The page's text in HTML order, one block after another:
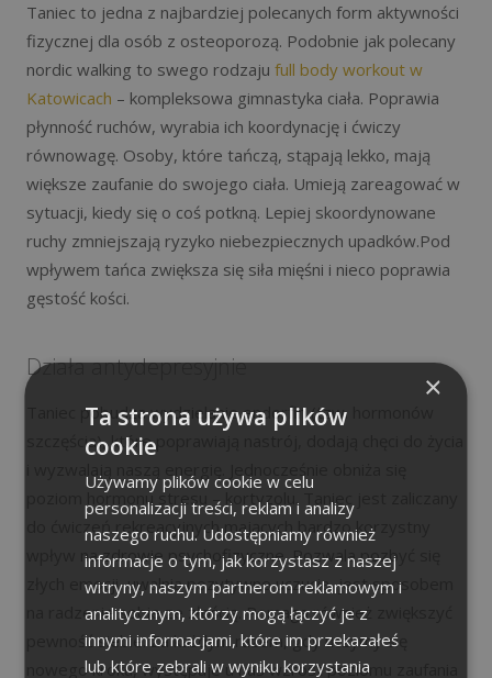
Taniec to jedna z najbardziej polecanych form aktywności
fizycznej dla osób z osteoporozą. Podobnie jak polecany
nordic walking to swego rodzaju full body workout w
Katowicach – kompleksowa gimnastyka ciała. Poprawia
płynność ruchów, wyrabia ich koordynację i ćwiczy
równowagę. Osoby, które tańczą, stąpają lekko, mają
większe zaufanie do swojego ciała. Umieją zareagować w
sytuacji, kiedy się o coś potkną. Lepiej skoordynowane
ruchy zmniejszają ryzyko niebezpiecznych upadków.Pod
wpływem tańca zwiększa się siła mięśni i nieco poprawia
gęstość kości.
Działa antydepresyjnie
Taniec pobudza wydzielanie endorfin (tzw. hormonów
szczęścia), które poprawiają nastrój, dodają chęci do życia
poziom hormonu stresu – kortyzolu. Taniec jest zaliczany
do ćwiczeń rekreacyjnych mających bardzo korzystny
wpływ na zdrowie psychofizyczne. Pozwala pozbyć się
złych emocji, uwalnia pozytywne uczucia, jest sposobem
na radzenie sobie ze złością. Pomaga również zwiększyć
pewność siebie. Za każdym razem, gdy uczymy się
nowego kroku, występuje u nas wzrost poziomu zaufania
×
Ta strona używa plików
cookie
Używamy plików cookie w celu
personalizacji treści, reklam i analizy
naszego ruchu. Udostępniamy również
informacje o tym, jak korzystasz z naszej
witryny, naszym partnerom reklamowym i
analitycznym, którzy mogą łączyć je z
innymi informacjami, które im przekazałeś
lub które zebrali w wyniku korzystania